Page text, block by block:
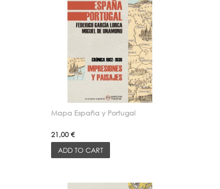
Mapa España y Portugal
21,00 €
ADD TO CART